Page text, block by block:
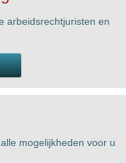
arbeidsrechtjuristen en
mogelijkheden voor u